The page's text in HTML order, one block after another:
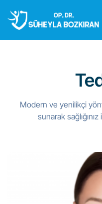
Modern ve yenilikçi
sunarak